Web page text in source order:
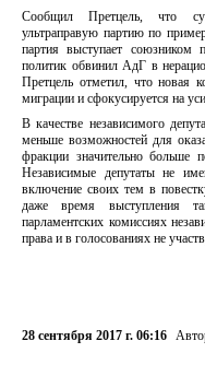
Сообщил Претцель, что
ультраправую партию по
партия выступает союзником
политик обвинил АдГ в
Претцель отметил, что новая
миграции и сфокусируется на
В качестве независимого
меньше возможностей для
фракции значительно больше
Независимые депутаты не
включение своих тем в
даже время выступления
парламентских комиссиях
права и в голосованиях не
28 сентября 2017 г. 06:16